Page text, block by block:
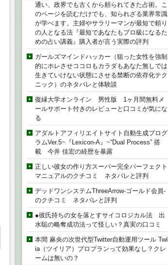
通い、政界でも古くから頼られてきた占術。こ
のページを読むだけでも、知られざる業界常識
が学べます。主婦やサラリーマンが最短で頼り
の人となる法『最短であなたもプロ級になるた
めの占い講義』購入者が言う実際の評判
ガールズマインドハッカー（狙った女性を強制
的にホレさせココロもカラダもあなた無しでは
生きていけない状態にさせる禁断の依存化テク
ニック）のネタバレと体験談
復縁大学オンライン 男性版 1ヶ月間無料メ
ールサポート付きのレビューと口コミが気にな
る
アダルトアフィリエイトサイト自動生成プログ
ラムVer.5~『Lexicon-A』~“Dual Process” 搭
載 今井 佳宏の経歴を暴露
正しい彼女の作り方スーパー完全パーフェクト
マニュアルのクチコミ ネタバレと評判
デッドワンシステムThreeArrow-ゴールド会員-
のクチコミ ネタバレと評判
●彼氏持ちの女を落とすサイコロジカル法 出
水聡の略奪成功法って怪しい？真実の口コミ
本間 麻央の次世代型Twitter自動運用ツール Twil
ia（ツイリア）プロプランって効果なし？クレ
ームは無いの？